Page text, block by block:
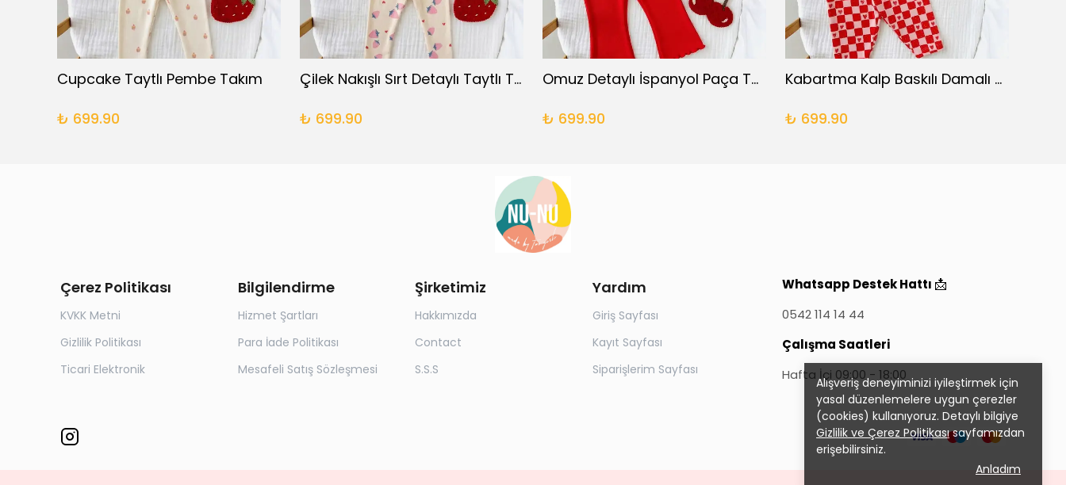
Alışveriş deneyiminizi iyileştirmek için
yasal düzenlemelere uygun çerezler
(cookies) kullanıyoruz. Detaylı bilgiye
Gizlilik ve Çerez Politikasısayfamızdan
erişebilirsiniz.
Anladım
Cupcake Taytlı Pembe Takım
₺ 699.90
Çilek Nakışlı Sırt Detaylı Taytlı Takım
₺ 699.90
Omuz Detaylı İspanyol Paça Takım
₺ 699.90
Kabartma Kalp Baskılı Damalı Takım
₺ 699.90
Çerez Politikası
KVKK Metni
Gizlilik Politikası
Ticari Elektronik
Bilgilendirme
Hizmet Şartları
Para İade Politikası
Mesafeli Satış Sözleşmesi
Şirketimiz
Hakkımızda
Contact
S.S.S
Yardım
Giriş Sayfası
Kayıt Sayfası
Siparişlerim Sayfası
Whatsapp Destek Hattı 📩
0542 114 14 44
Çalışma Saatleri
Hafta İçi 09:00 - 18:00